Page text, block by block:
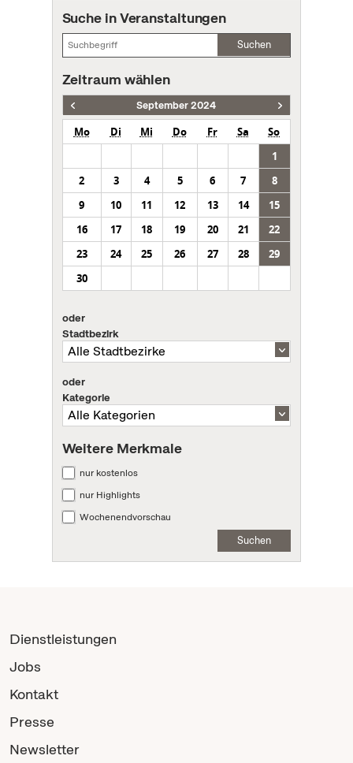
Suche in Veranstaltungen
Suchen
Zeitraum wählen
September 2024
Mo Di Mi Do Fr Sa
So
1
2
3 4 5 6 7
8
9
10 11 12 13 14
15
16
17 18 19 20 21
22
23
24 25 26 27 28
29
30
oder
Stadtbezirk
oder
Kategorie
Weitere Merkmale
nur kostenlos
nur Highlights
Wochenendvorschau
Suchen
Dienstleistungen
Jobs
Kontakt
Presse
Newsletter